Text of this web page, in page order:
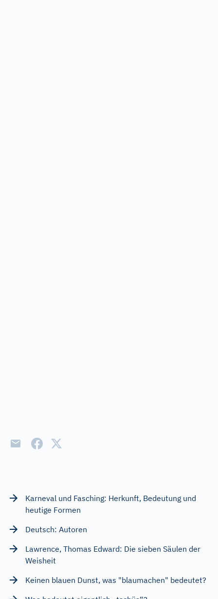
Karneval und Fasching: Herkunft, Bedeutung und
heutige Formen
Deutsch: Autoren
Lawrence, Thomas Edward: Die sieben Säulen der
Weisheit
Keinen blauen Dunst, was "blaumachen" bedeutet?